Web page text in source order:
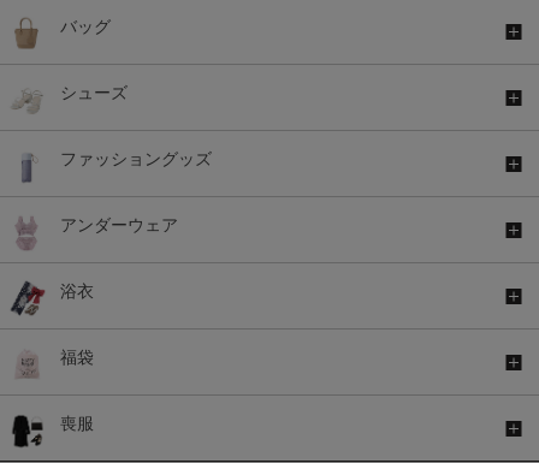
バッグ
シューズ
ファッショングッズ
アンダーウェア
浴衣
福袋
喪服